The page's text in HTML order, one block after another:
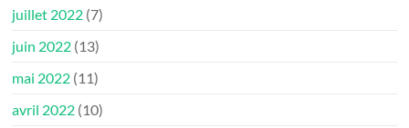
juillet 2022 (7)
juin 2022 (13)
mai 2022 (11)
avril 2022 (10)